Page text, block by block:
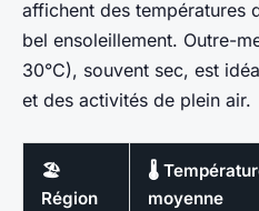
affichent des températures
bel ensoleillement. Outre-
30°C), souvent sec, est
et des activités de plein air.
🏖️
Région
🌡️
moyenne